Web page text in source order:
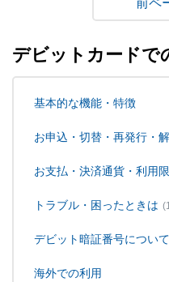
デビットカードで
基本的な機能・特徴
お申込・切替・再発行・
お支払・決済通貨・利用
トラブル・困ったときは
デビット暗証番号について
海外での利用